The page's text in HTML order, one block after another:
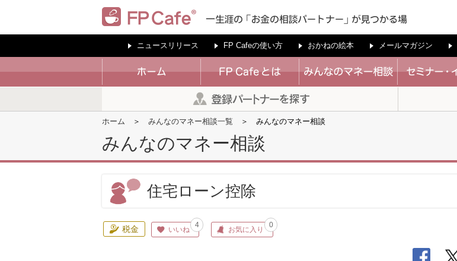
ニュースリリース FP Cafeの使い方 おかねの絵本 メールマガジン
ホーム みんなのマネー相談一覧 みんなのマネー相談
みんなのマネー相談
住宅ローン控除
税金 いいね
4
お気に入り
0